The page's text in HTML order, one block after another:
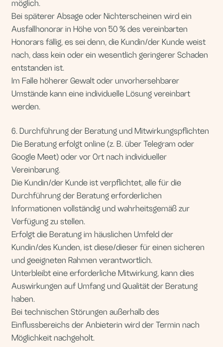
Google Meet) oder vor Ort nach individueller
Vereinbarung.
Die Kundin/der Kunde ist verpflichtet, alle für die
Durchführung der Beratung erforderlichen
Informationen vollständig und wahrheitsgemäß zur
Verfügung zu stellen.
Erfolgt die Beratung im häuslichen Umfeld der
Kundin/des Kunden, ist diese/dieser für einen sicheren
und geeigneten Rahmen verantwortlich.
Unterbleibt eine erforderliche Mitwirkung, kann dies
haben.
Bei technischen Störungen außerhalb des
Einflussbereichs der Anbieterin wird der Termin nach
Möglichkeit nachgeholt.
7. Verwendung von Bildmaterial im Rahmen der Beratung
Im Rahmen der Beratungsleistung können
Fotoaufnahmen (z. B. von Kleidungsstücken oder
Outfits) erstellt oder von der Kundin/dem Kunden zur
Verfügung gestellt werden.
Diese Bildaufnahmen dienen ausschließlich der
Durchführung der individuellen Beratung sowie der
Erstellung einer Präsentation oder Dokumentation für
die jeweilige Kundin/den jeweiligen Kunden.
Eine Veröffentlichung oder Weitergabe an Dritte erfolgt
nicht.
8. Haftung
Die Beratungsleistungen stellen keine medizinische,
therapeutische oder psychologische Behandlung dar.